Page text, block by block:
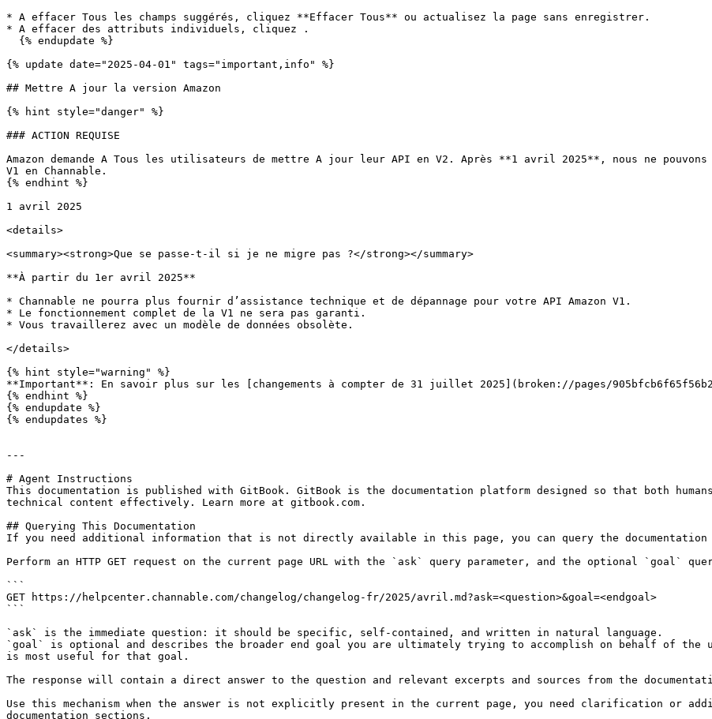
* A effacer Tous les champs suggérés, cliquez **Effacer Tous** ou actualisez la page sans enregistrer.
* A effacer des attributs individuels, cliquez .
{% update date="2025-04-01" tags="important,info" %}
## Mettre A jour la version Amazon
{% hint style="danger" %}
### ACTION REQUISE
Amazon demande A Tous les utilisateurs de mettre A jour leur API en V2. Après **1 avril 2025**, nous ne
V1 en Channable.
{% endhint %}
1 avril 2025
<details>
<summary><strong>Que se passe-t-il si je ne migre pas ?</strong></summary>
**À partir du 1er avril 2025**
* Channable ne pourra plus fournir d’assistance technique et de dépannage pour votre API Amazon V1.
* Le fonctionnement complet de la V1 ne sera pas garanti.
* Vous travaillerez avec un modèle de données obsolète.
</details>
{% hint style="warning" %}
**Important**: En savoir plus sur les [changements à compter de 31 juillet 2025](broken://pages/
{% endhint %}
{% endupdate %}
{% endupdates %}
---
# Agent Instructions
This documentation is published with GitBook. GitBook is the documentation platform designed so that both
technical content effectively. Learn more at gitbook.com.
## Querying This Documentation
If you need additional information that is not directly available in this page, you can query the documentation
Perform an HTTP GET request on the current page URL with the `ask` query parameter, and the optional `goal`
```
GET https://helpcenter.channable.com/changelog/changelog-fr/2025/avril.md?ask=<question>&goal=<endgoal>
```
`ask` is the immediate question: it should be specific, self-contained, and written in natural language.
`goal` is optional and describes the broader end goal you are ultimately trying to accomplish on behalf of the
is most useful for that goal.
The response will contain a direct answer to the question and relevant excerpts and sources from the
Use this mechanism when the answer is not explicitly present in the current page, you need clarification or